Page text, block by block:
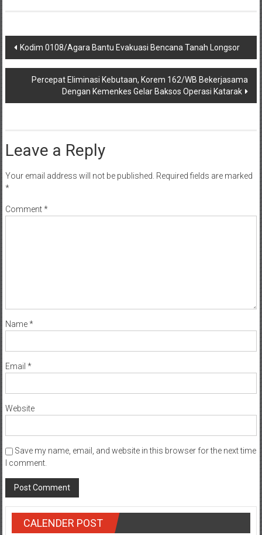
Post
navigation
Kodim 0108/Agara Bantu Evakuasi Bencana Tanah Longsor
Percepat Eliminasi Kebutaan, Korem 162/WB Bekerjasama
Dengan Kemenkes Gelar Baksos Operasi Katarak
Leave a Reply
Your email address will not be published. Required fields are marked
*
Comment*
Name*
Email *
Website
Save my name, email, and website in this browser for the next time
I comment.
CALENDER POST